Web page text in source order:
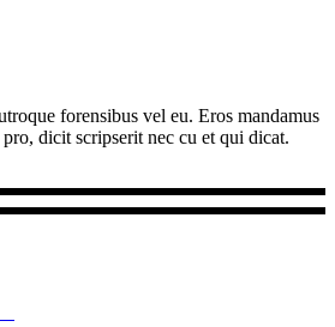
forensibus vel eu. Eros mandamus
dicit scripserit nec cu et qui dicat.